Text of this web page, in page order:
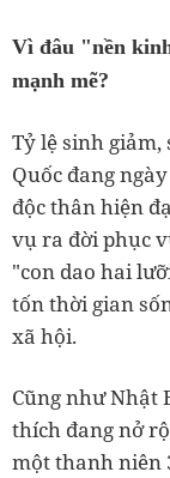
Vì đâu "nền
mạnh mẽ?
Tỷ lệ sinh
Quốc đang
độc thân hiện
vụ ra đời phục
"con dao hai
tốn thời gian
xã hội.
Cũng như Nhật
thích đang nở
một thanh niên